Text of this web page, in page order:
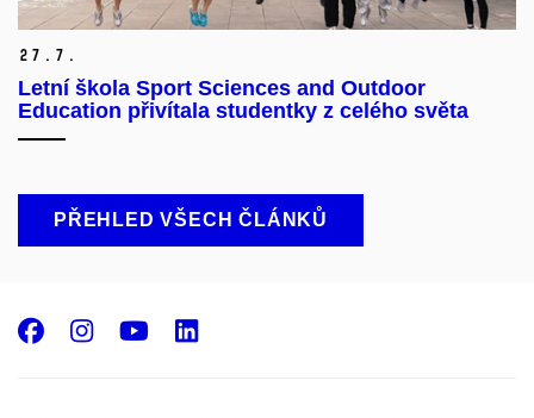
27. 7.
Letní škola Sport Sciences and Outdoor
Education přivítala studentky z celého světa
PŘEHLED VŠECH ČLÁNKŮ
Facebook
Instagram
Youtube